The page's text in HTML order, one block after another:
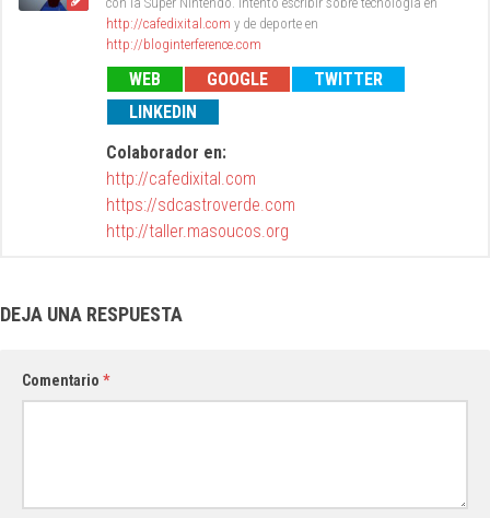
http://cafedixital.com y de deporte en
http://bloginterference.com
WEB GOOGLE
TWITTER
LINKEDIN
Colaborador en:
http://cafedixital.com
https://sdcastroverde.com
http://taller.masoucos.org
DEJA UNA RESPUESTA
Comentario *